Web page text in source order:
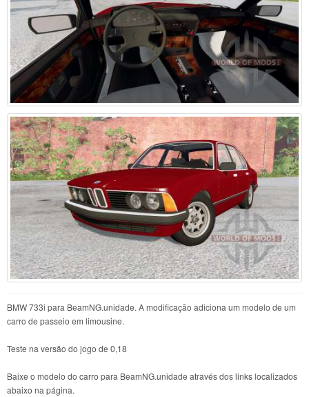
BMW 733i para BeamNG.unidade. A modificação adiciona um modelo de um
carro de passeio em limousine.
Teste na versão do jogo de 0,18
Baixe o modelo do carro para BeamNG.unidade através dos links localizados
abaixo na página.